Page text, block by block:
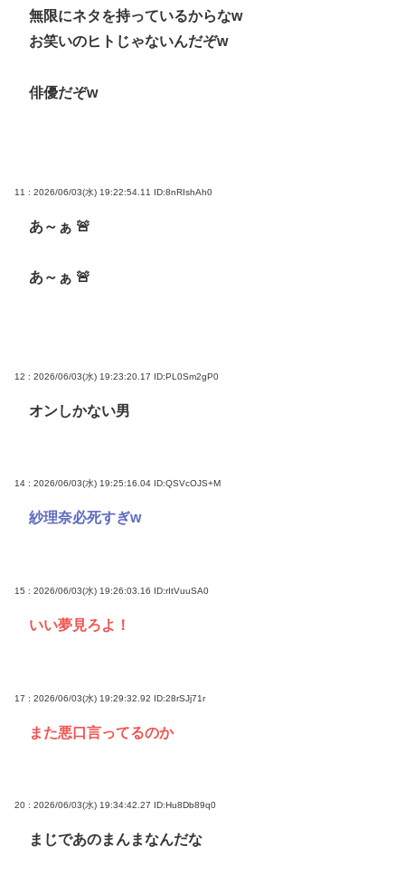
無限にネタを持っているからなw
お笑いのヒトじゃないんだぞw
俳優だぞw
11 : 2026/06/03(水) 19:22:54.11 ID:8nRIshAh0
あ～ぁ 🚨
あ～ぁ 🚨
12 : 2026/06/03(水) 19:23:20.17 ID:PL0Sm2gP0
オンしかない男
14 : 2026/06/03(水) 19:25:16.04 ID:QSVcOJS+M
紗理奈必死すぎw
15 : 2026/06/03(水) 19:26:03.16 ID:rItVuuSA0
いい夢見ろよ！
17 : 2026/06/03(水) 19:29:32.92 ID:28rSJj71r
また悪口言ってるのか
20 : 2026/06/03(水) 19:34:42.27 ID:Hu8Db89q0
まじであのまんまなんだな